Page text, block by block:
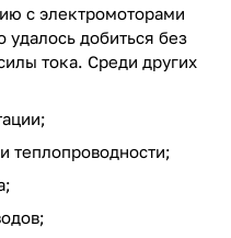
с электромоторами
удалось добиться без
тока. Среди других
теплопроводности;